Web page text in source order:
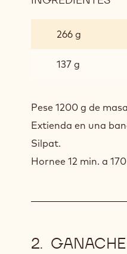
266 g
137 g
Pese 1200 g de
Extienda en una
Silpat.
Hornee 12 min. a